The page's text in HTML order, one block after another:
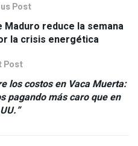
Post
reduce la semana
la crisis energética
Post
los costos en Vaca Muerta:
pagando más caro que en